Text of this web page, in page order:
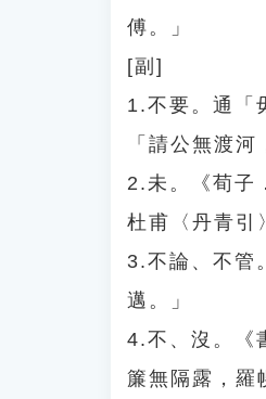
傅。」
[副]
1.不要。通「
「請公無渡河
2.未。《荀子
杜甫〈丹青引
3.不論、不管
邁。」
4.不、沒。《
簾無隔露，羅